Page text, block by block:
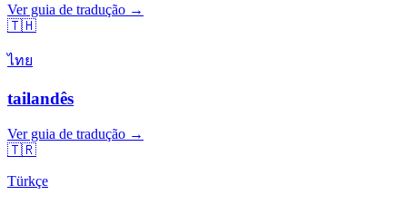
Ver guia de tradução →
🇹🇭
ไทย
tailandês
Ver guia de tradução →
🇹🇷
Türkçe